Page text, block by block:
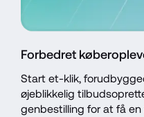
Forbedret
Start et-klik,
øjeblikkelig
genbestilling for at få